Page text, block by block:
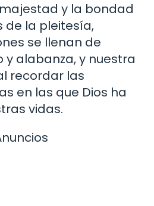
y la bondad
de la pleitesía,
se llenan de
alabanza, y nuestra
recordar las
en las que Dios ha
vidas.